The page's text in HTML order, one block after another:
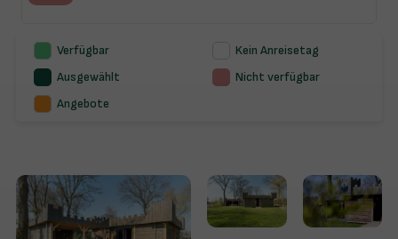
Verfügbar
Kein Anreisetag
Ausgewählt
Nicht verfügbar
Angebote